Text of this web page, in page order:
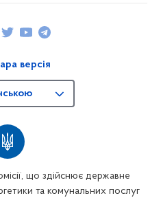
що здійснює державне
та комунальних послуг
версія